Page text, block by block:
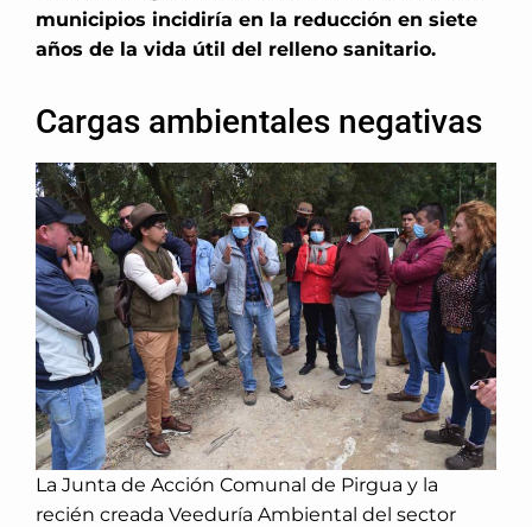
municipios incidiría en la reducción en siete
años de la vida útil del relleno sanitario.
Cargas ambientales negativas
La Junta de Acción Comunal de Pirgua y la
recién creada Veeduría Ambiental del sector